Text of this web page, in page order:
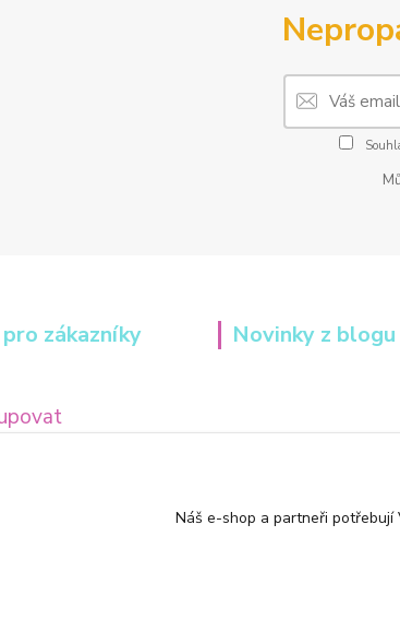
zákazníky Novinky z blogu
Náš e-shop a partneři potřebují